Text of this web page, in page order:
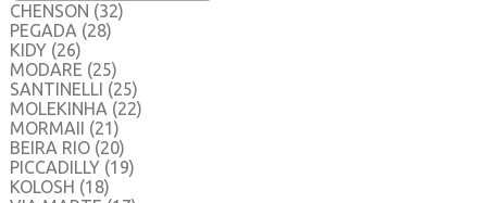
CHENSON (32)
PEGADA (28)
KIDY (26)
MODARE (25)
SANTINELLI (25)
MOLEKINHA (22)
MORMAII (21)
BEIRA RIO (20)
PICCADILLY (19)
KOLOSH (18)